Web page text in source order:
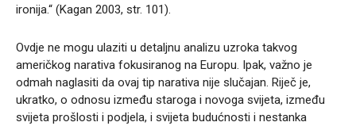
ironija.“ (Kagan 2003, str. 101).
Ovdje ne mogu ulaziti u detaljnu analizu uzroka takvog
američkog narativa fokusiranog na Europu. Ipak, važno je
odmah naglasiti da ovaj tip narativa nije slučajan. Riječ je,
ukratko, o odnosu između staroga i novoga svijeta, između
svijeta prošlosti i podjela, i svijeta budućnosti i nestanka